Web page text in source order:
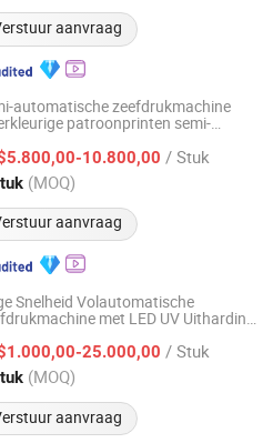
aanvraag
automatische zeefdrukmachine
patroonprinten semi-
10.800,00 / Stuk
(MOQ)
aanvraag
Equipment Co., Ltd.
Sinds 2026
Snelheid Volautomatische
met LED UV Uitharding
25.000,00 / Stuk
(MOQ)
aanvraag
Ltd.
Sinds 2016